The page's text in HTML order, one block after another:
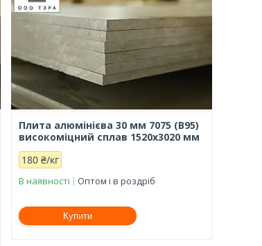
Плита алюмінієва 30 мм 7075 (В95)
високоміцний сплав 1520х3020 мм
180 ₴/кг
В наявності Оптом і в роздріб
Купити